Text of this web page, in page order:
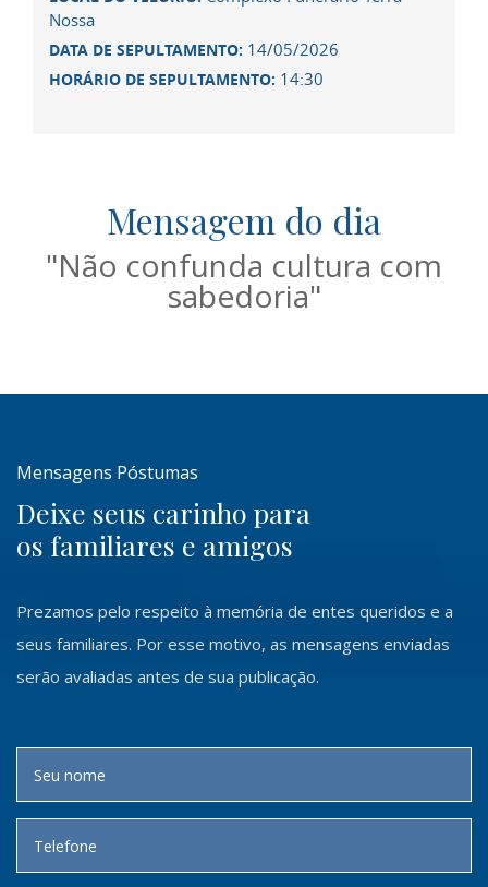
Nossa
DATA DE SEPULTAMENTO: 14/05/2026
HORÁRIO DE SEPULTAMENTO: 14:30
Mensagem do dia
"Não confunda cultura com
sabedoria"
Mensagens Póstumas
Deixe seus carinho para
os familiares e amigos
Prezamos pelo respeito à memória de entes queridos e a
seus familiares. Por esse motivo, as mensagens enviadas
serão avaliadas antes de sua publicação.